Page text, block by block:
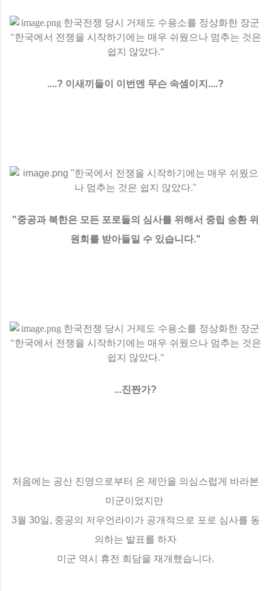
....? 이새끼들이 이번엔 무슨 속셈이지....?
"중공과 북한은 모든 포로들의 심사를 위해서 중립 송환 위
원회를 받아들일 수 있습니다."
...진짠가?
처음에는 공산 진영으로부터 온 제안을 의심스럽게 바라본
미군이었지만
3월 30일, 중공의 저우언라이가 공개적으로 포로 심사를 동
의하는 발표를 하자
미군 역시 휴전 회담을 재개했습니다.